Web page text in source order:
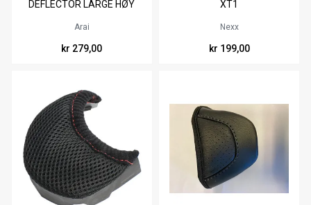
DEFLECTOR LARGE HØY
Arai
kr 279,00
XT1
Nexx
kr 199,00